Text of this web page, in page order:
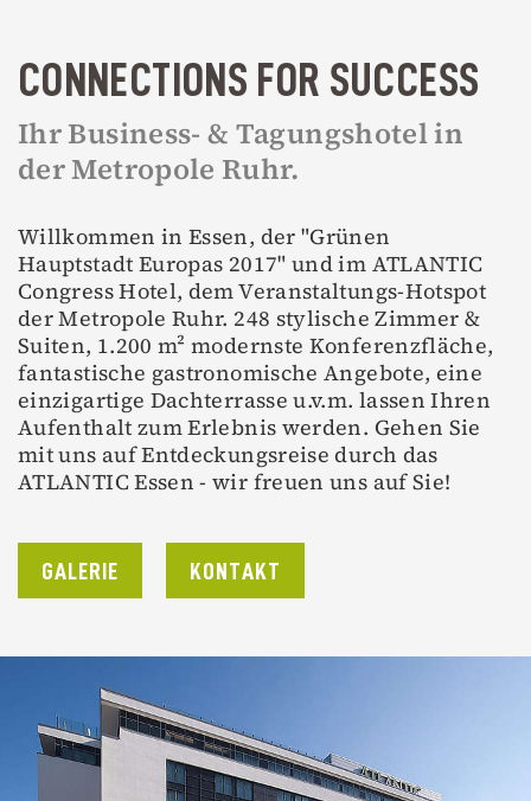
CONNECTIONS FOR SUCCESS
Ihr Business- & Tagungshotel in
der Metropole Ruhr.
Willkommen in Essen, der "Grünen
Hauptstadt Europas 2017" und im ATLANTIC
Congress Hotel, dem Veranstaltungs-Hotspot
der Metropole Ruhr. 248 stylische Zimmer &
Suiten, 1.200 m² modernste Konferenzfläche,
fantastische gastronomische Angebote, eine
einzigartige Dachterrasse u.v.m. lassen Ihren
Aufenthalt zum Erlebnis werden. Gehen Sie
mit uns auf Entdeckungsreise durch das
ATLANTIC Essen - wir freuen uns auf Sie!
GALERIE KONTAKT